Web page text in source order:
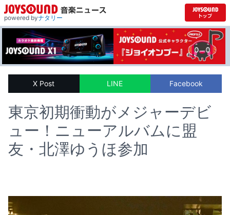
powered byナタリー
X Post LINE Facebook
東京初期衝動がメジャーデビ
ュー！ニューアルバムに盟
友・北澤ゆうほ参加